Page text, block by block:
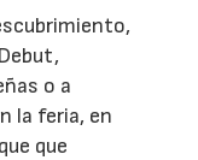
o a
la feria, en
que